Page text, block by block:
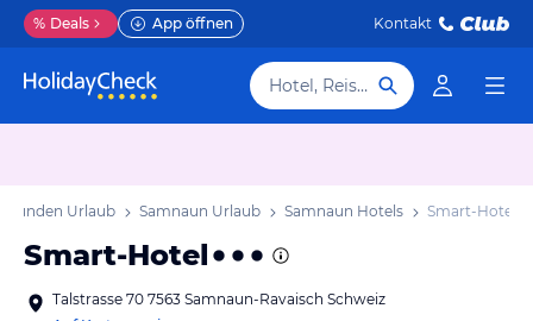
% Deals App öffnen Kontakt
Hotel, Reiseziel
Urlaub Samnaun Urlaub Samnaun Hotels Smart-Hotel
Smart-Hotel
Talstrasse 70 7563 Samnaun-Ravaisch Schweiz